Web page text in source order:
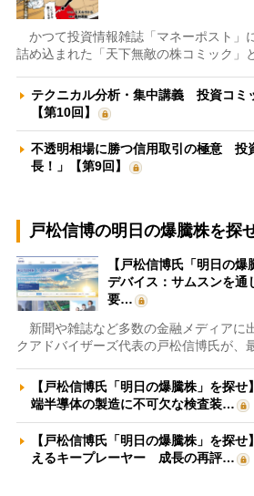
かつて投資情報雑誌「マネーポスト」
詰め込まれた「天下無敵の株コミック」
テクニカル分析・集中講義 投資コミ
【第10回】
不透明相場に勝つ信用取引の極意 投
長！」【第9回】
戸松信博の明日の爆騰株を探
【戸松信博氏「明日の
デバイス：サムスンを通
要…
新聞や雑誌など多数の金融メディアに
クアドバイザーズ代表の戸松信博氏が、
【戸松信博氏「明日の爆騰株」を探
端半導体の製造に不可欠な検査装…
【戸松信博氏「明日の爆騰株」を探
えるキープレーヤー 成長の再評…